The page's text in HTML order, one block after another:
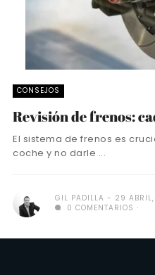
CONSEJOS
Revisión de frenos:
El sistema de frenos es
coche y no darle ...
GIL PADILLA
29
0 COMENTARIOS